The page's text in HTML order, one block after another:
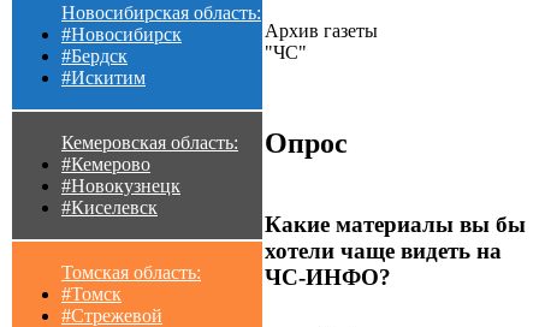
Новосибирская область:
#Новосибирск
#Бердск
#Искитим
Кемеровская область:
#Кемерово
#Новокузнецк
#Киселевск
Томская область:
#Томск
#Стрежевой
Архив газеты
"ЧС"
Опрос
Какие материалы вы бы
хотели чаще видеть на
ЧС-ИНФО?